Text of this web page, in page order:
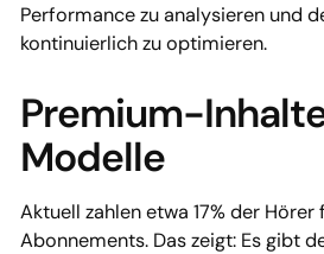
Performance zu analysieren und
kontinuierlich zu optimieren.
Premium-
Modelle
Aktuell zahlen etwa 17% der
Abonnements. Das zeigt: Es gibt